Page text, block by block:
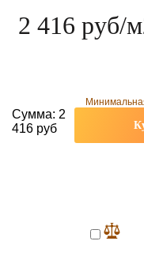
2 416 руб/
Сумма: 2
416 руб